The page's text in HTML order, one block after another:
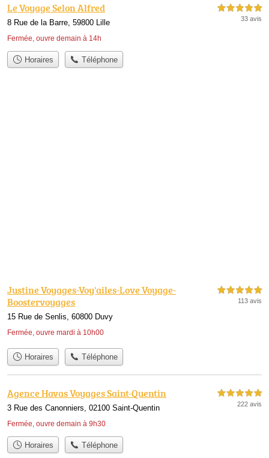
Le Voyage Selon Alfred
8 Rue de la Barre, 59800 Lille
Fermée, ouvre demain à 14h
5,0 étoiles sur 5
33 avis
Horaires Téléphone
Justine Voyages-Voy'ailes-Love Voyage-
Boostervoyages
15 Rue de Senlis, 60800 Duvy
Fermée, ouvre mardi à 10h00
5,0 étoiles sur 5
113 avis
Horaires Téléphone
Agence Havas Voyages Saint-Quentin
3 Rue des Canonniers, 02100 Saint-Quentin
Fermée, ouvre demain à 9h30
5,0 étoiles sur 5
222 avis
Horaires Téléphone